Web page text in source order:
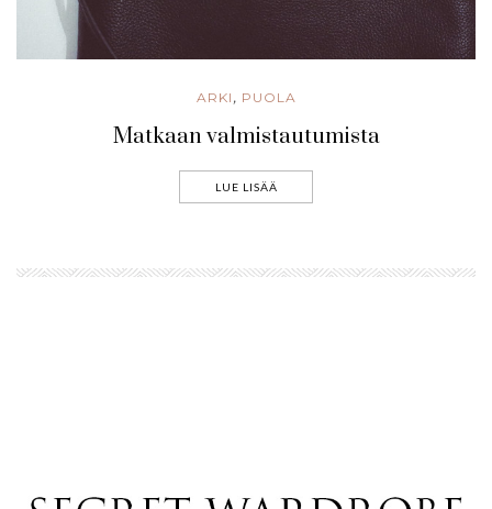
ARKI , PUOLA
Matkaan valmistautumista
LUE LISÄÄ